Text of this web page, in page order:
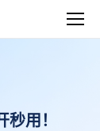
用！